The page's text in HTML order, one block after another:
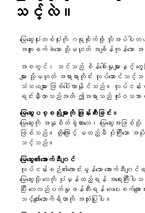
အမှိုက်အစီအစဉ်များ
စီရန် ညွှန်ကြားချက်များ
ဒါက မင်းရဲ့ အမှိုက်ဖြစ်သွားတာ။
ကျွန်ုပ်တို့သည် စီရန်အလွန်ကောင်းပါသည်
ကြီးမားသောအမှိုက်
ဆွေး
အကြောင်း
ဖွင့်ချိန်
အမှိုက်ခွန် (ပုဂ္ဂလိက)၊
BRK မြေယာစည်းမျဉ်းများနှင့် ချိတ်ဆက်ပါ။
လုပ်ငန်းများအတွက် အမှိုက်နှုန်းများ
ထုတ်လုပ်သူကြေး
အမှိုက်စည်းမျဉ်းများ
မြေပြင်စည်းကမ်း
မလဲ။
ဂျာမန်ဘာသာဖြင့် ရိုက်နှိပ်ထားသောပစ္စည်
BOFA အကြောင်း
ကြှနျုပျတို့အကွောငျး
ပညာရေး
ဝန်ထမ်း
ဖွင့်ချိန်
ကြှနျုပျတို့ကိုဆကျသှယျရနျ
လစ်လပ်
BOFA ကုမ္ပဏီ
ငါ့အမှိုက်
သင့်လဲ။
မြေဆွေးပုံးတစ်ပုံးကို ဂရုစိုက်ဖို့ လိုအပ်ပါတ
အထူးခက်ခဲသော သို့မဟုတ် အချိန်ကုန်သော
အစတွင်၊ သင်သည် စိန်ခေါ်မှုများနှင့် တွေ့
များ သို့မဟုတ် အရာရာတိုင်း လုပ်ဆောင်သင့်
သံသယများ ဖြစ်ပေါ်လာနိုင်သည်။ လုပ်င
ရင်းနှီးလာသည်အထိ ဤအရာသည် လုံးဝသဘာ
မြေဆွေးပစ္စည်းများကို ဖြုန်းတီးခြင်း။
မြေဆွေးကို အနုစိတ်ခွဲထားလေ၊ မြေဆွေးအဖြစ်
ဖြစ်သည်။ ထို့ကြောင့် မထည့်မီ ပိုကြီးသော အပိုင်
သင့်သည်။
မြေဆွေး၏အောက်ဆီဂျင်
လုပ်ငန်းစဉ်၏ကောင်းမွန်သော အောက်ဆီဂ
မြေဆွေးသို့ လေကို ပုံမှန်ထည့်ရန် အရေးကြီးပါသ
ပြီး လေလည်ပတ်မှုဖန်တီးရန် လေပေးစက်ချော
သင့်လျော်သောကိရိယာကို အသုံးပြုပါ။